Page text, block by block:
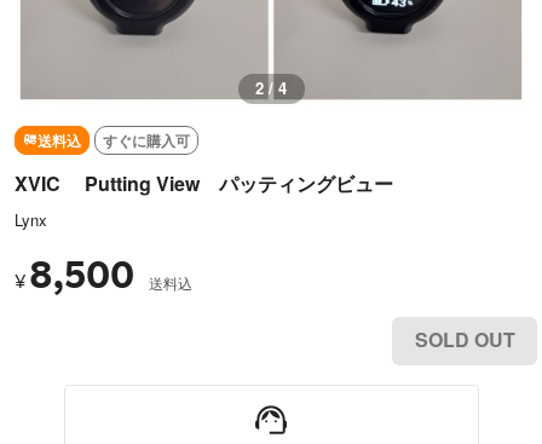
2 / 4
送料込 すぐに購入可
XVIC Putting View パッティングビュー
Lynx
¥ 8,500 送料込
SOLD OUT